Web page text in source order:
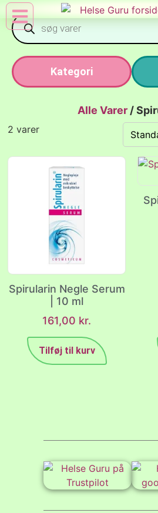
Kategori
Alle Varer/
2 varer
Spirularin Negle Serum
| 10 ml
161,00 kr.
Tilføj til kurv